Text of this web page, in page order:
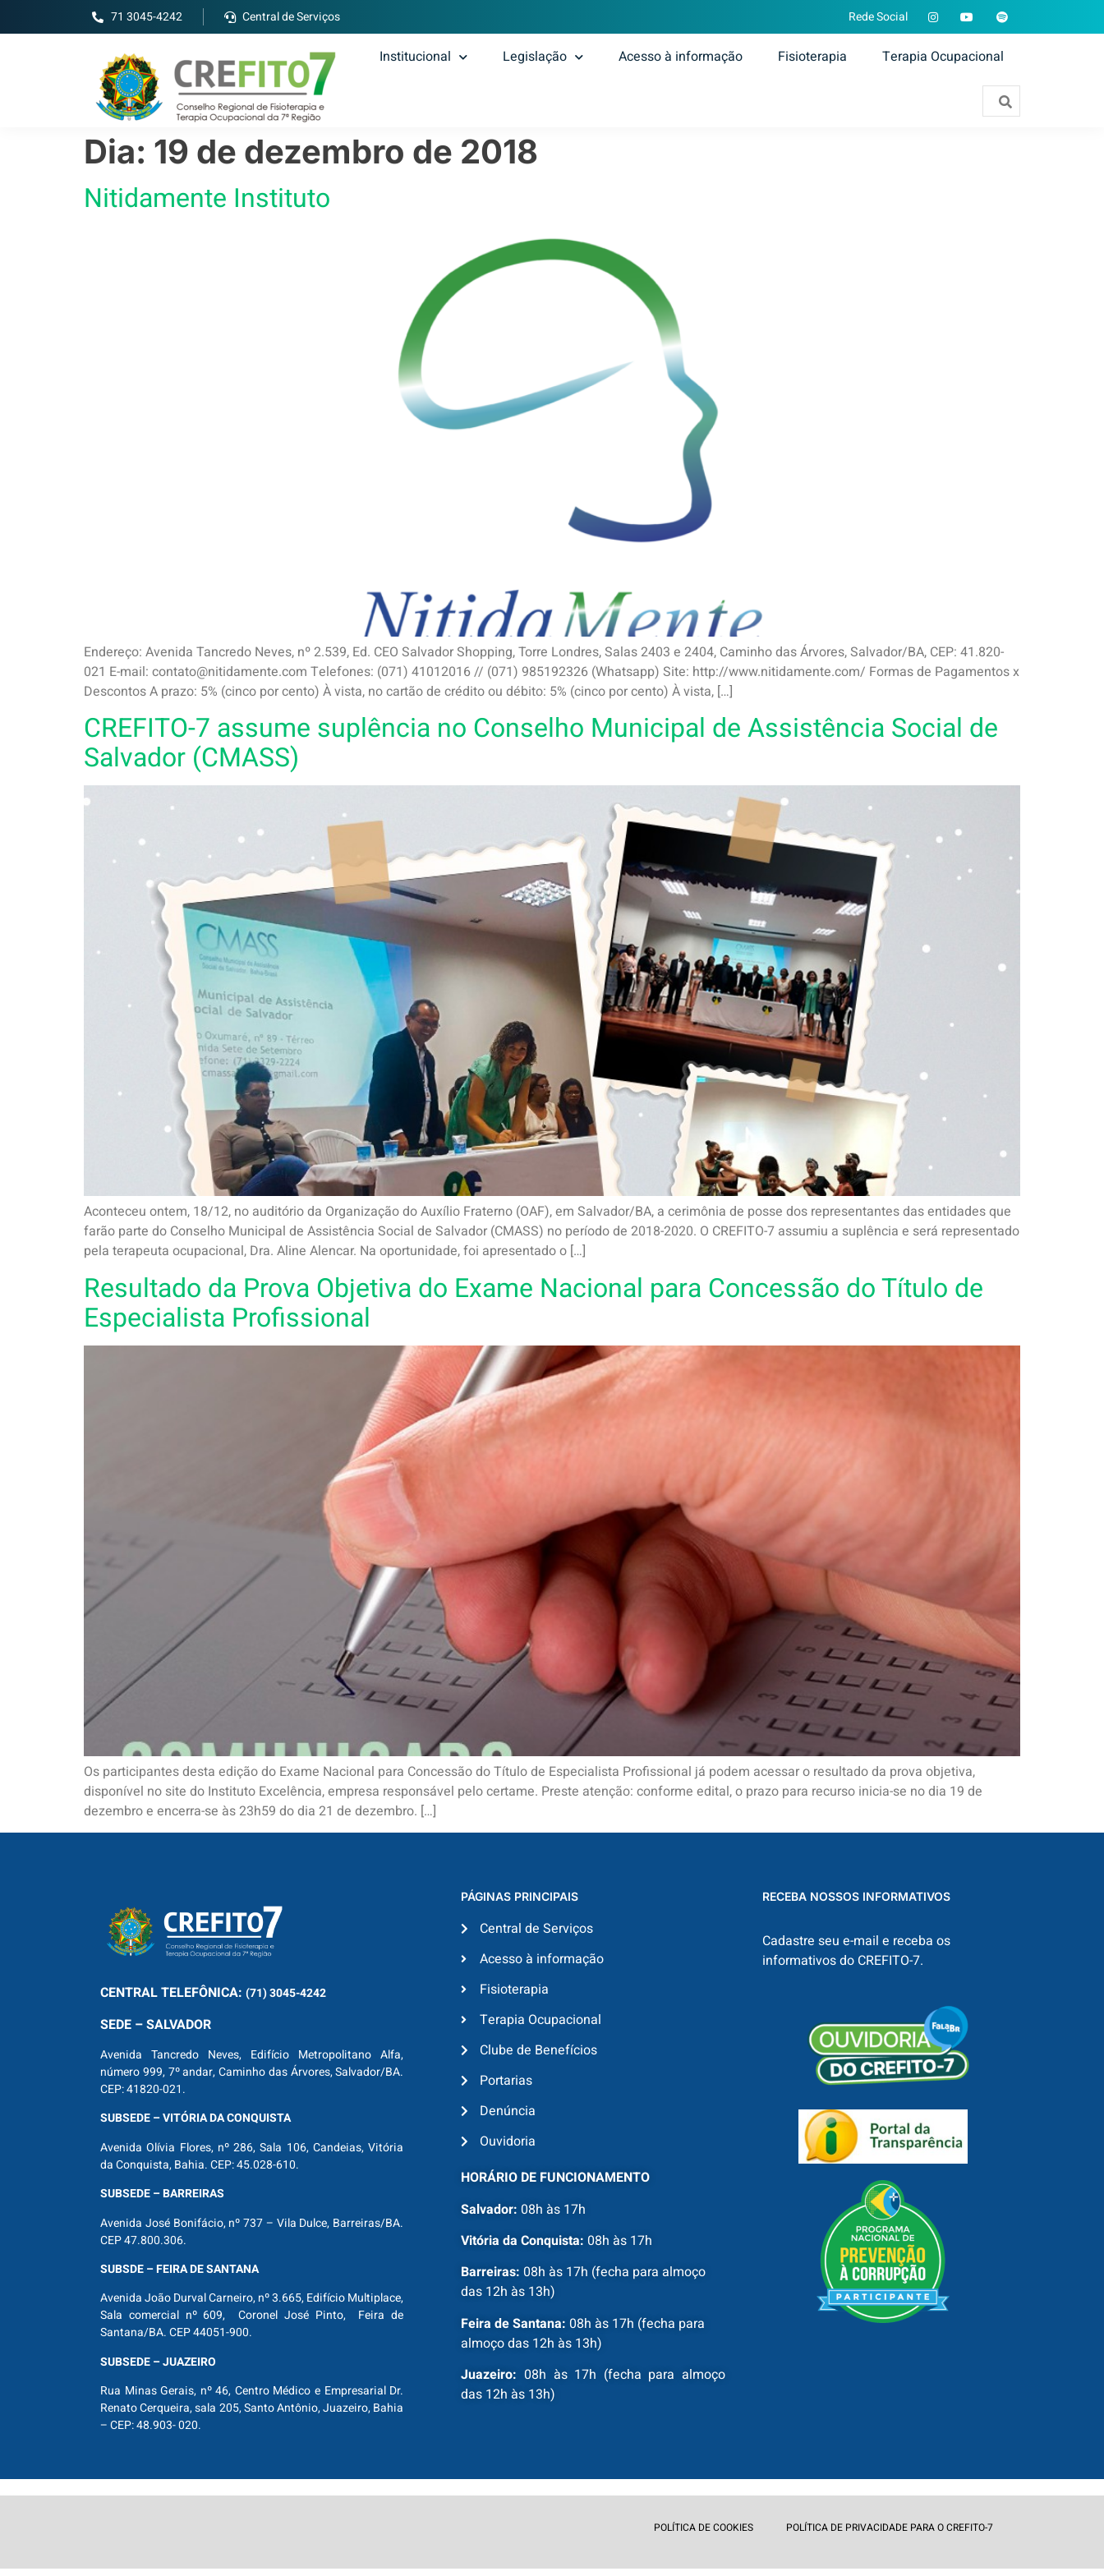
71 3045-4242 Central de Serviços Rede Social
Institucional Legislação Acesso à informação Fisioterapia Terapia Ocupacional
Dia: 19 de dezembro de 2018
Nitidamente Instituto
Endereço: Avenida Tancredo Neves, nº 2.539, Ed. CEO Salvador Shopping, Torre Londres, Salas 2403 e 2404, Caminho das Árvores, Salvador/BA, CEP: 41.820-
021 E-mail: contato@nitidamente.com Telefones: (071) 41012016 // (071) 985192326 (Whatsapp) Site: http://www.nitidamente.com/ Formas de Pagamentos x
Descontos A prazo: 5% (cinco por cento) À vista, no cartão de crédito ou débito: 5% (cinco por cento) À vista, […]
CREFITO-7 assume suplência no Conselho Municipal de Assistência Social de
Salvador (CMASS)
Aconteceu ontem, 18/12, no auditório da Organização do Auxílio Fraterno (OAF), em Salvador/BA, a cerimônia de posse dos representantes das entidades que
farão parte do Conselho Municipal de Assistência Social de Salvador (CMASS) no período de 2018-2020. O CREFITO-7 assumiu a suplência e será representado
pela terapeuta ocupacional, Dra. Aline Alencar. Na oportunidade, foi apresentado o […]
Resultado da Prova Objetiva do Exame Nacional para Concessão do Título de
Especialista Profissional
Os participantes desta edição do Exame Nacional para Concessão do Título de Especialista Profissional já podem acessar o resultado da prova objetiva,
disponível no site do Instituto Excelência, empresa responsável pelo certame. Preste atenção: conforme edital, o prazo para recurso inicia-se no dia 19 de
dezembro e encerra-se às 23h59 do dia 21 de dezembro. […]
CENTRALTELEFÔNICA: (71) 3045-4242
SEDE – SALVADOR
Avenida Tancredo Neves, Edifício Metropolitano Alfa,
número 999, 7º andar, Caminho das Árvores, Salvador/BA.
CEP: 41820-021.
SUBSEDE – VITÓRIA DA CONQUISTA
Avenida Olívia Flores, nº 286, Sala 106, Candeias, Vitória
da Conquista, Bahia. CEP: 45.028-610.
SUBSEDE – BARREIRAS
Avenida José Bonifácio, nº 737 – Vila Dulce, Barreiras/BA.
CEP 47.800.306.
SUBSDE – FEIRA DE SANTANA
Avenida João Durval Carneiro, nº 3.665, Edifício Multiplace,
Sala comercial nº 609, Coronel José Pinto, Feira de
Santana/BA. CEP 44051-900.
SUBSEDE – JUAZEIRO
Rua Minas Gerais, nº 46, Centro Médico e Empresarial Dr.
Renato Cerqueira, sala 205, Santo Antônio, Juazeiro, Bahia
– CEP: 48.903- 020.
PÁGINAS PRINCIPAIS
Central de Serviços
Acesso à informação
Fisioterapia
Terapia Ocupacional
Clube de Benefícios
Portarias
Denúncia
Ouvidoria
HORÁRIO DE FUNCIONAMENTO
Salvador: 08h às 17h
Vitória da Conquista: 08h às 17h
Barreiras: 08h às 17h (fecha para almoço
das 12h às 13h)
Feira de Santana: 08h às 17h (fecha para
almoço das 12h às 13h)
Juazeiro: 08h às 17h (fecha para almoço
das 12h às 13h)
RECEBA NOSSOS INFORMATIVOS
Cadastre seu e-mail e receba os
informativos do CREFITO-7.
POLÍTICA DE COOKIES POLÍTICA DE PRIVACIDADE PARA O CREFITO-7